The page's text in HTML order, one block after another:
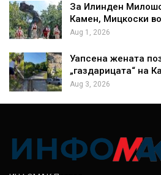
За Илинден
Камен, Мицкоски
Aug 1, 2026
Уапсена жената
„газдарицата“ на
Aug 3, 2026